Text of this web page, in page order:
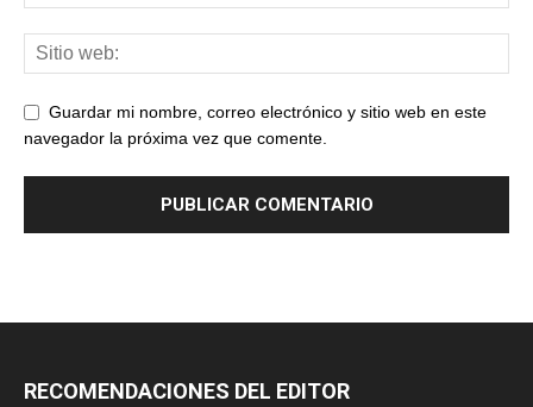
Guardar mi nombre, correo electrónico y sitio web en este
navegador la próxima vez que comente.
RECOMENDACIONES DEL EDITOR